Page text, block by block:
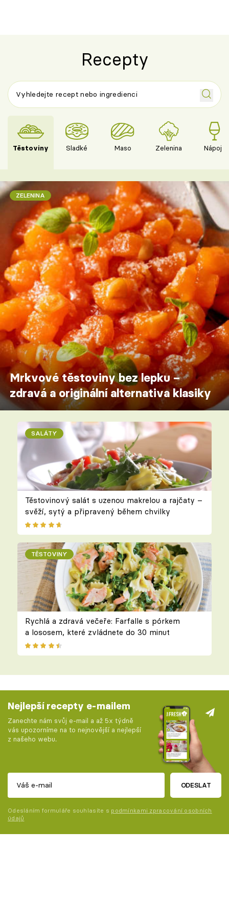
Recepty
Těstoviny Sladké Maso Zelenina Nápoje
ZELENINA
Mrkvové těstoviny bez lepku –
zdravá a originální alternativa klasiky
SALÁTY
Těstovinový salát s uzenou makrelou a rajčaty –
svěží, sytý a připravený během chvilky
TĚSTOVINY
Rychlá a zdravá večeře: Farfalle s pórkem
a lososem, které zvládnete do 30 minut
Nejlepší recepty e-mailem
Zanechte nám svůj e-mail a až 5x týdně
vás upozorníme na to nejnovější a nejlepší
z našeho webu.
ODESLAT
Odesláním formuláře souhlasíte s podmínkami zpracování osobních
údajů